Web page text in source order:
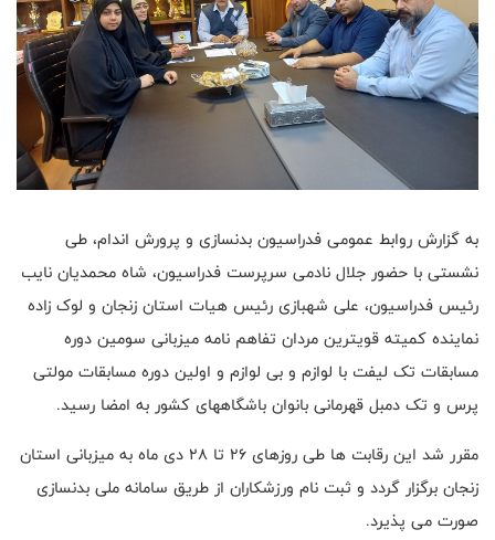
به گزارش روابط عمومی فدراسیون بدنسازی و پرورش اندام، طی
نشستی با حضور جلال نادمی سرپرست فدراسیون، شاه محمدیان نایب
رئیس فدراسیون، علی شهبازی رئیس هیات استان زنجان و لوک زاده
نماینده کمیته قویترین مردان تفاهم نامه میزبانی سومین دوره
مسابقات تک لیفت با لوازم و بی لوازم و اولین دوره مسابقات مولتی
پرس و تک دمبل قهرمانی بانوان باشگاههای کشور به امضا رسید.
مقرر شد این رقابت ها طی روزهای 26 تا 28 دی ماه به میزبانی استان
زنجان برگزار گردد و ثبت نام ورزشکاران از طریق سامانه ملی بدنسازی
صورت می پذیرد.